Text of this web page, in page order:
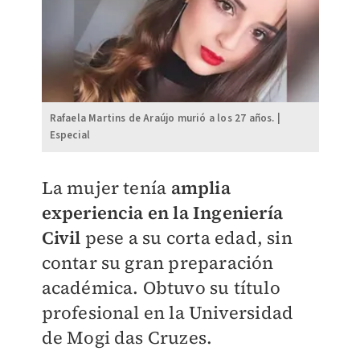
Rafaela Martins de Araújo murió a los 27 años. |
Especial
La mujer tenía amplia
experiencia en la Ingeniería
Civil pese a su corta edad, sin
contar su gran preparación
académica. Obtuvo su título
profesional en la Universidad
de Mogi das Cruzes.